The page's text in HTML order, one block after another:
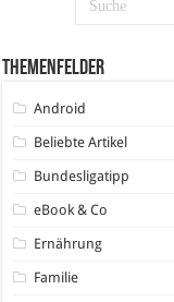
Themenfelder
Android
Beliebte Artikel
Bundesligatipp
eBook & Co
Ernährung
Familie